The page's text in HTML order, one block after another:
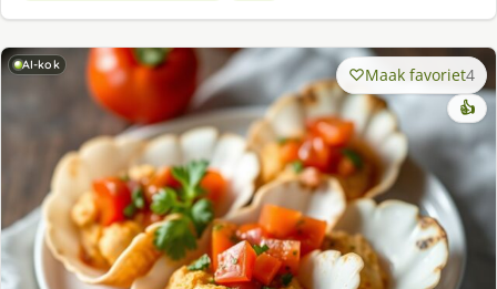
AI-kok Maak favoriet4
👍